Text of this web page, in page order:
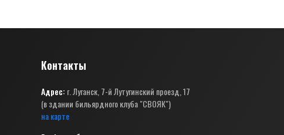
Контакты
Адрес: г. Луганск, 7-й Лутугинский проезд, 17
(в здании бильярдного клуба "СВОЯК")
на карте